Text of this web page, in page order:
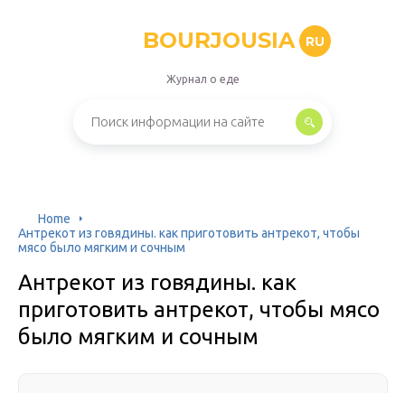
BOURJOUSIA RU
Журнал о еде
Home
Антрекот из говядины. как приготовить антрекот, чтобы
мясо было мягким и сочным
Антрекот из говядины. как
приготовить антрекот, чтобы мясо
было мягким и сочным